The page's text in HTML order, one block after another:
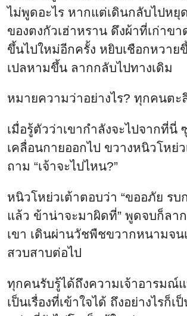
ไม่พูดอะไร หากแต่เดินกลับไปหยุ
ของตงกัวเฮ่าหราน ดึงผ้าที่เก่าข
ขึ้นไปใหม่อีกครั้ง หยิบเชือกหวาย
เปลหามขึ้น ลากกลับไปทางเดิม
หมายความว่าอย่างไร? ทุกคนตะ
เมื่อรู้ตัวว่าเขากำลังจะไปจากที่นี่
เคลื่อนกายออกไป ขวางหนิวโหย่ว
ถาม “เจ้าจะไปไหน?”
หนิวโหย่วเต้าตอบว่า “ขออภัย ร
แล้ว ข้าน่าจะมาผิดที่” พูดจบก็ลา
เขา เดินผ่านวัชพืชขวากหนามจน
สวบสาบต่อไป
ทุกคนรับรู้ได้ถึงความเจ้าอารมณ์
เป็นเรื่องที่เข้าใจได้ ถึงอย่างไรก็เป็